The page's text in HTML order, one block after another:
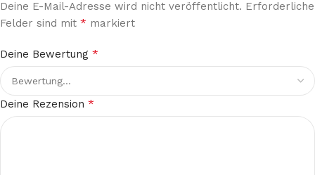
Deine E-Mail-Adresse wird nicht veröffentlicht. Erforderliche
Felder sind mit * markiert
Deine Bewertung *
Deine Rezension *